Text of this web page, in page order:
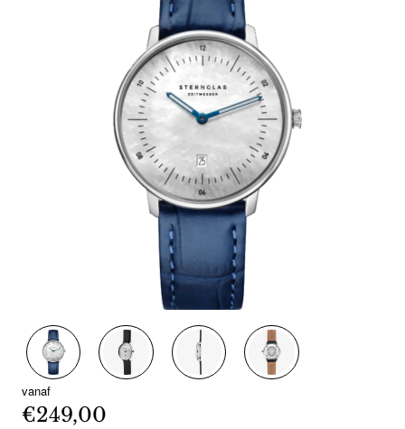
Out Of Stock
vanaf
€249,00